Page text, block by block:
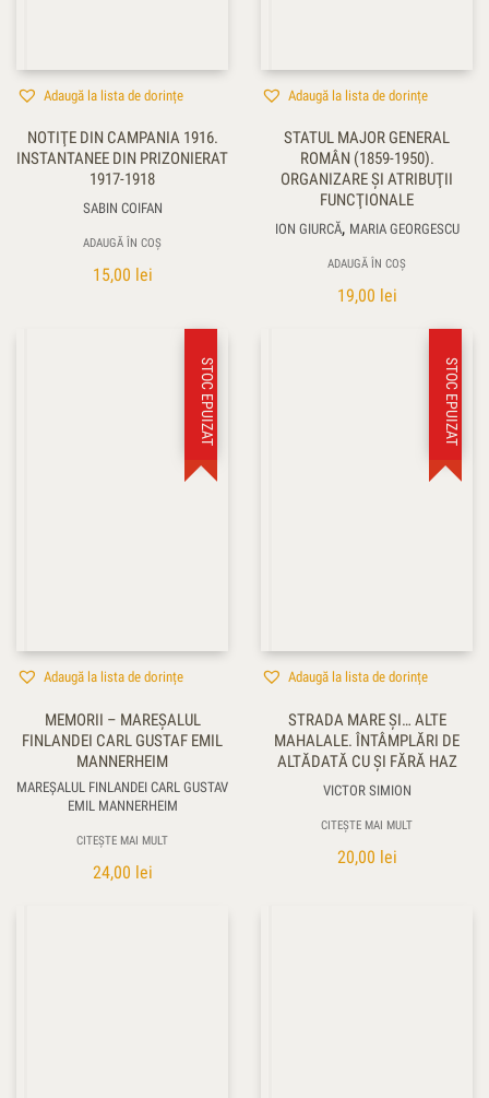
Adaugă la lista de dorințe
NOTIŢE DIN CAMPANIA 1916.
INSTANTANEE DIN PRIZONIERAT
1917-1918
SABIN COIFAN
ADAUGĂ ÎN COȘ
15,00 lei
Adaugă la lista de dorințe
STATUL MAJOR GENERAL
ROMÂN (1859-1950).
ORGANIZARE ŞI ATRIBUŢII
FUNCŢIONALE
ION GIURCĂ, MARIA GEORGESCU
ADAUGĂ ÎN COȘ
19,00 lei
STOC EPUIZAT
Adaugă la lista de dorințe
MEMORII – MAREŞALUL
FINLANDEI CARL GUSTAF EMIL
MANNERHEIM
MAREŞALUL FINLANDEI CARL GUSTAV
EMIL MANNERHEIM
CITEȘTE MAI MULT
24,00 lei
STOC EPUIZAT
Adaugă la lista de dorințe
STRADA MARE ŞI… ALTE
MAHALALE. ÎNTÂMPLĂRI DE
ALTĂDATĂ CU ŞI FĂRĂ HAZ
VICTOR SIMION
CITEȘTE MAI MULT
20,00 lei